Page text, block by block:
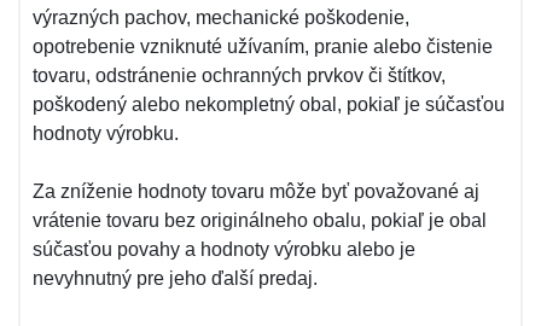
výrazných pachov, mechanické poškodenie,
opotrebenie vzniknuté užívaním, pranie alebo čistenie
tovaru, odstránenie ochranných prvkov či štítkov,
poškodený alebo nekompletný obal, pokiaľ je súčasťou
hodnoty výrobku.
Za zníženie hodnoty tovaru môže byť považované aj
vrátenie tovaru bez originálneho obalu, pokiaľ je obal
súčasťou povahy a hodnoty výrobku alebo je
nevyhnutný pre jeho ďalší predaj.